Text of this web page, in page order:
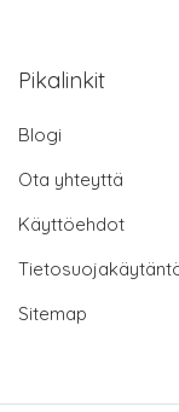
Pikalinkit
Blogi
Ota yhteyttä
Käyttöehdot
Sitemap